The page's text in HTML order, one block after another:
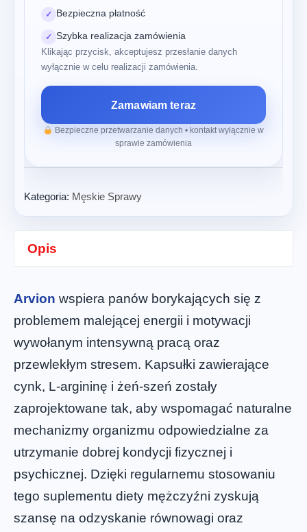
✓ Bezpieczna płatność
✓ Szybka realizacja zamówienia
Klikając przycisk, akceptujesz przesłanie danych
wyłącznie w celu realizacji zamówienia.
Zamawiam teraz
Bezpieczne przetwarzanie danych • kontakt wyłącznie w
sprawie zamówienia
Kategoria: Męskie Sprawy
Opis
Arvion wspiera panów borykających się z
problemem malejącej energii i motywacji
wywołanym intensywną pracą oraz
przewlekłym stresem. Kapsułki zawierające
cynk, L-argininę i żeń-szeń zostały
zaprojektowane tak, aby wspomagać naturalne
mechanizmy organizmu odpowiedzialne za
utrzymanie dobrej kondycji fizycznej i
psychicznej. Dzięki regularnemu stosowaniu
tego suplementu diety mężczyźni zyskują
szansę na odzyskanie równowagi oraz